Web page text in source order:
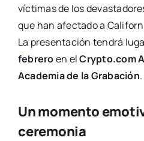
víctimas de los
que han afectado a
La presentación tendrá
febreroen elCrypto.com
Academia de la Grabación.
Un momento
ceremonia